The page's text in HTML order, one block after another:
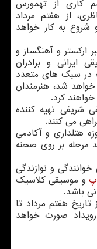
کاری از تهمورس
از هفتم مرداد
شروع به کار خواهد
ارکستر و آهنگساز و
و برادران
در سبک های متعدد
شد، هنرمندان
کرد.
شریفی تهیه کننده
می کنند.
هتلداری و آکادمی
مرحله بر روی صحنه
و نوازندگی
و موسیقی کلاسیک
باشد.
هفتم مرداد تا
صورت خواهد